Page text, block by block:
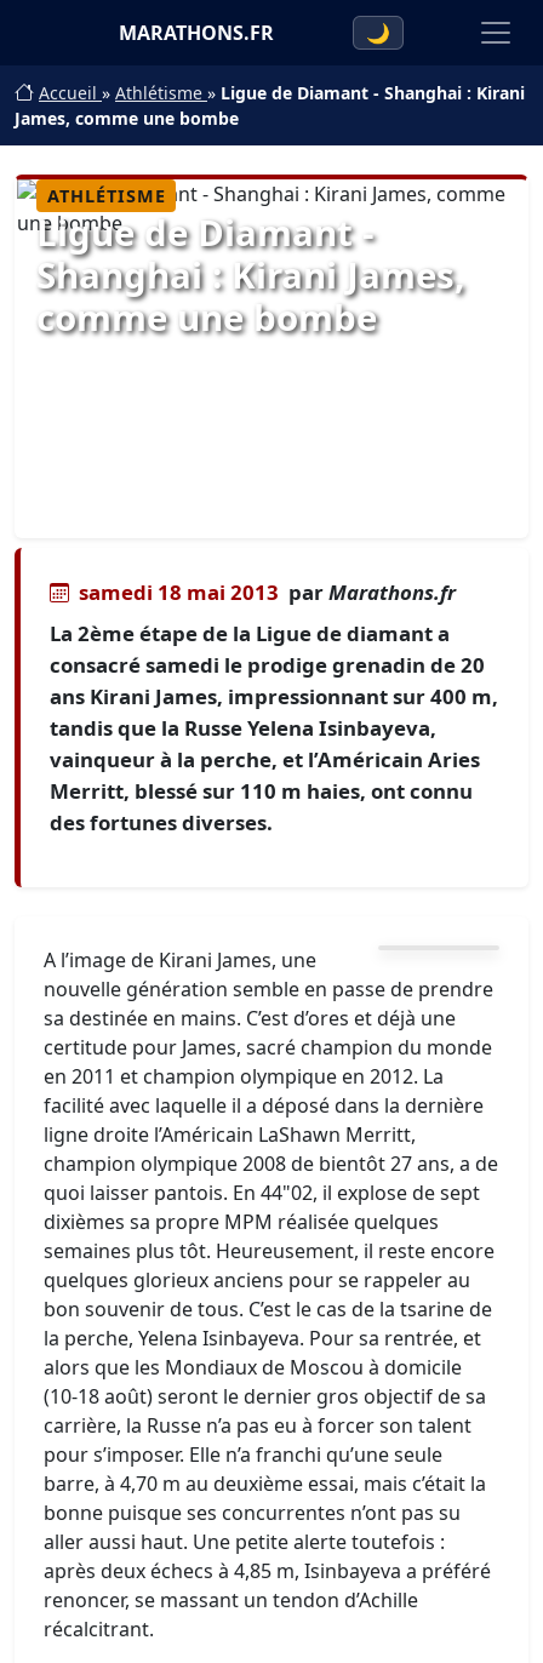
MARATHONS.FR 🌙
Accueil » Athlétisme » Ligue de Diamant - Shanghai : Kirani
James, comme une bombe
ATHLÉTISME
Ligue de Diamant -
Shanghai : Kirani James,
comme une bombe
samedi 18 mai 2013 parMarathons.fr
La 2ème étape de la Ligue de diamant a
consacré samedi le prodige grenadin de 20
ans Kirani James, impressionnant sur 400 m,
tandis que la Russe Yelena Isinbayeva,
vainqueur à la perche, et l’Américain Aries
Merritt, blessé sur 110 m haies, ont connu
des fortunes diverses.
A l’image de Kirani James, une
nouvelle génération semble en passe de prendre
sa destinée en mains. C’est d’ores et déjà une
certitude pour James, sacré champion du monde
en 2011 et champion olympique en 2012. La
facilité avec laquelle il a déposé dans la dernière
ligne droite l’Américain LaShawn Merritt,
champion olympique 2008 de bientôt 27 ans, a de
quoi laisser pantois. En 44"02, il explose de sept
dixièmes sa propre MPM réalisée quelques
semaines plus tôt. Heureusement, il reste encore
quelques glorieux anciens pour se rappeler au
bon souvenir de tous. C’est le cas de la tsarine de
la perche, Yelena Isinbayeva. Pour sa rentrée, et
alors que les Mondiaux de Moscou à domicile
(10-18 août) seront le dernier gros objectif de sa
carrière, la Russe n’a pas eu à forcer son talent
pour s’imposer. Elle n’a franchi qu’une seule
barre, à 4,70 m au deuxième essai, mais c’était la
bonne puisque ses concurrentes n’ont pas su
aller aussi haut. Une petite alerte toutefois :
après deux échecs à 4,85 m, Isinbayeva a préféré
renoncer, se massant un tendon d’Achille
récalcitrant.